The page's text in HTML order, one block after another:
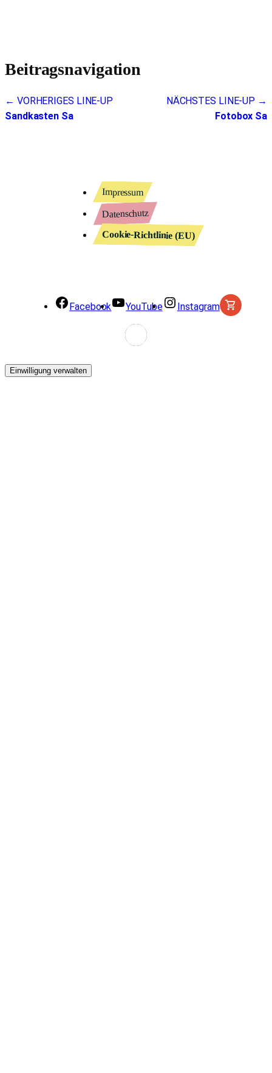
Beitragsnavigation
← VORHERIGES LINE-UP
Sandkasten Sa
NÄCHSTES LINE-UP →
Fotobox Sa
Impressum
Datenschutz
Cookie-Richtlinie (EU)
Facebook YouTube Instagram
Einwilligung verwalten